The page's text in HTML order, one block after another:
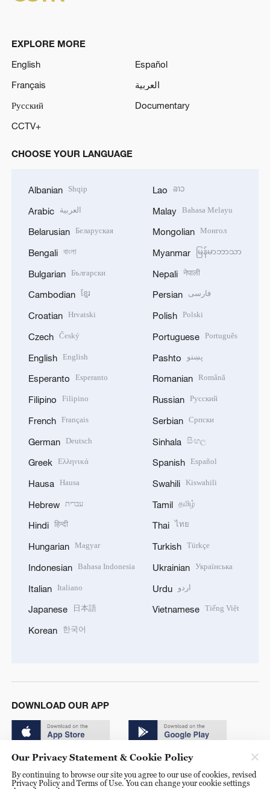
EXPLORE MORE
English
Español
Français
العربية
Русский
Documentary
CCTV+
CHOOSE YOUR LANGUAGE
Albanian Shqip
Arabic العربية
Belarusian Беларуская
Bengali বাংলা
Bulgarian Български
Cambodian ខ្មែរ
Croatian Hrvatski
Czech Český
English English
Esperanto Esperanto
Filipino Filipino
French Français
German Deutsch
Greek Ελληνικά
Hausa Hausa
Hebrew עברית
Hindi हिन्दी
Hungarian Magyar
Indonesian Bahasa Indonesia
Italian Italiano
Japanese 日本語
Korean 한국어
Lao ລາວ
Malay Bahasa Melayu
Mongolian Монгол
Myanmar မြန်မာဘာသာ
Nepali नेपाली
Persian فارسی
Polish Polski
Portuguese Português
Pashto پښتو
Romanian Română
Russian Русский
Serbian Српски
Sinhala සිංහල
Spanish Español
Swahili Kiswahili
Tamil தமிழ்
Thai ไทย
Turkish Türkçe
Ukrainian Українська
Urdu اردو
Vietnamese Tiếng Việt
DOWNLOAD OUR APP
Our Privacy Statement & Cookie Policy
By continuing to browse our site you agree to our use of cookies, revised
Privacy Policy and Terms of Use. You can change your cookie settings